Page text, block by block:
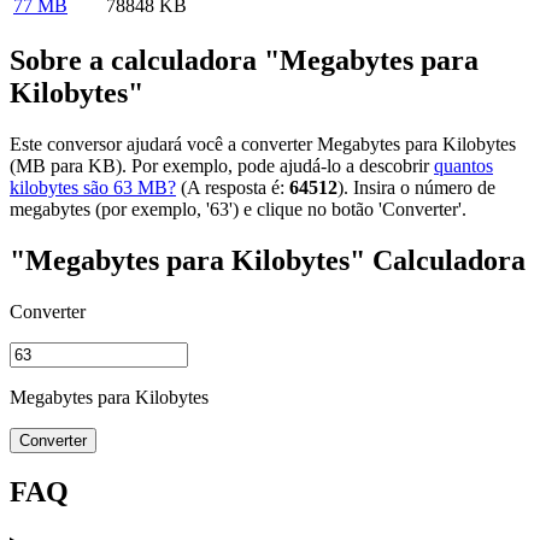
77 MB 78848 KB
Sobre a calculadora "Megabytes para
Kilobytes"
Este conversor ajudará você a converter Megabytes para Kilobytes
(MB para KB). Por exemplo, pode ajudá-lo a descobrirquantos
kilobytes são 63 MB? (A resposta é: 64512). Insira o número de
megabytes (por exemplo, '63') e clique no botão 'Converter'.
"Megabytes para Kilobytes" Calculadora
Converter
Megabytes para Kilobytes
Converter
FAQ